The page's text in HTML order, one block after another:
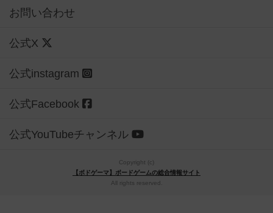
お問い合わせ
公式X
公式instagram
公式Facebook
公式YouTubeチャンネル
Copyright (c)
【ボドゲーマ】ボードゲームの総合情報サイト
All rights reserved.